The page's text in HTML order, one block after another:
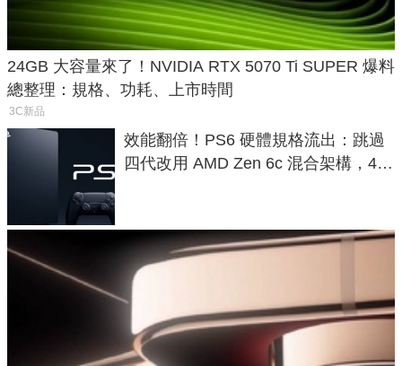
24GB 大容量來了！NVIDIA RTX 5070 Ti SUPER 爆料
總整理：規格、功耗、上市時間
3C新品
效能翻倍！PS6 硬體規格流出：跳過
四代改用 AMD Zen 6c 混合架構，4K